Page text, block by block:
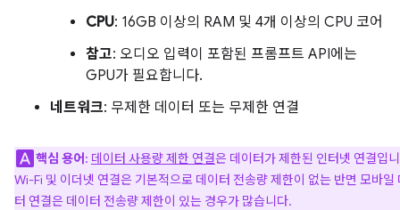
CPU: 16GB 이상의 RAM 및 4개 이상의 CPU 코어
참고: 오디오 입력이 포함된 프롬프트 API에는
GPU가 필요합니다.
네트워크: 무제한 데이터 또는 무제한 연결
핵심 용어: 데이터 사용량 제한 연결은 데이터가 제한된 인터넷 연결입
Wi-Fi 및 이더넷 연결은 기본적으로 데이터 전송량 제한이 없는 반면 모바일
터 연결은 데이터 전송량 제한이 있는 경우가 많습니다.